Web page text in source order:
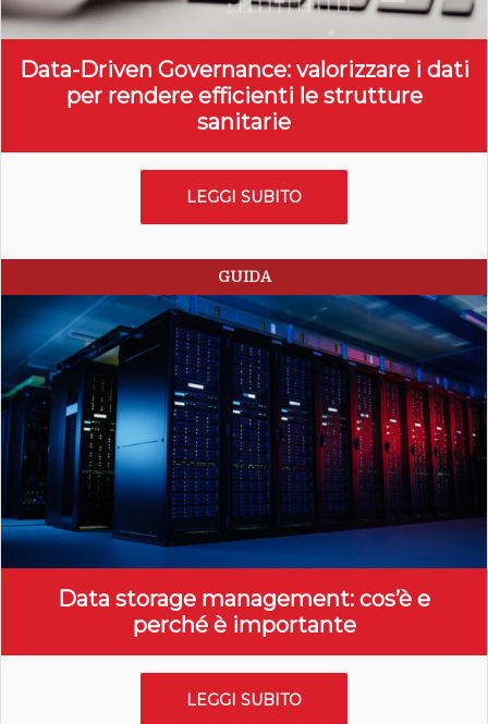
Data-Driven Governance: valorizzare i dati
per rendere efficienti le strutture
sanitarie
LEGGI SUBITO
GUIDA
Data storage management: cos’è e
perché è importante
LEGGI SUBITO